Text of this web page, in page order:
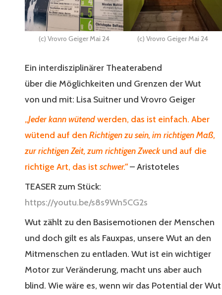
(c) Vrovro Geiger Mai 24 (c) Vrovro Geiger Mai 24
Ein interdisziplinärer Theaterabend
über die Möglichkeiten und Grenzen der Wut
von und mit: Lisa Suitner und Vrovro Geiger
„Jeder kann wütendwerden, das ist einfach. Aber
wütend auf den Richtigen zu sein, im richtigen Maß,
zur richtigen Zeit, zum richtigen Zweckund auf die
richtige Art, das ist schwer.“– Aristoteles
TEASER zum Stück:
https://youtu.be/s8s9Wn5CG2s
Wut zählt zu den Basisemotionen der Menschen
und doch gilt es als Fauxpas, unsere Wut an den
Mitmenschen zu entladen. Wut ist ein wichtiger
Motor zur Veränderung, macht uns aber auch
blind. Wie wäre es, wenn wir das Potential der Wut